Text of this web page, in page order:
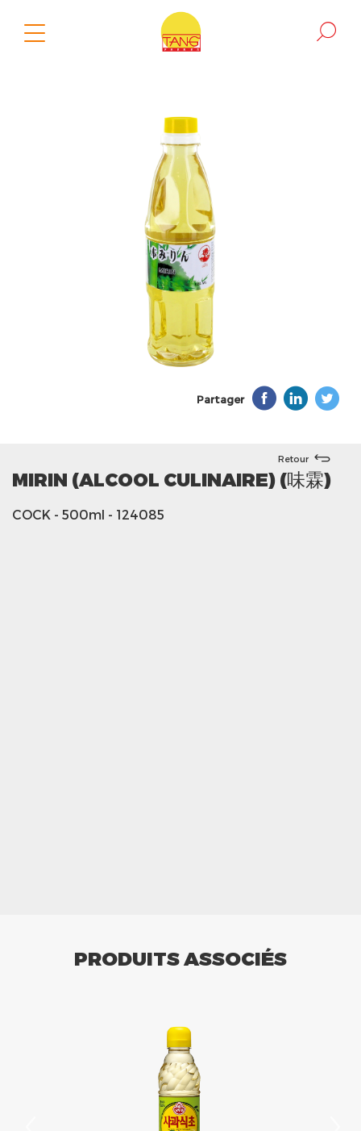
Partager
Retour
MIRIN (ALCOOL CULINAIRE) (味霖)
COCK - 500ml - 124085
PRODUITS ASSOCIÉS